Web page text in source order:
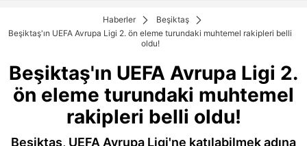
Haberler
Beşiktaş
Beşiktaş'ın UEFA Avrupa Ligi 2. ön eleme turundaki muhtemel rakipleri belli
oldu!
Beşiktaş'ın UEFA Avrupa Ligi 2.
ön eleme turundaki muhtemel
rakipleri belli oldu!
Beşiktaş, UEFA Avrupa Ligi'ne katılabilmek adına